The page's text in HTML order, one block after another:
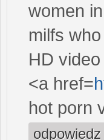
women
milfs
HD
<a href=
hot porn
odpowiedz